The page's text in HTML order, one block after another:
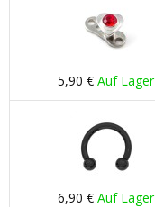
5,90 € Auf Lager
6,90 € Auf Lager